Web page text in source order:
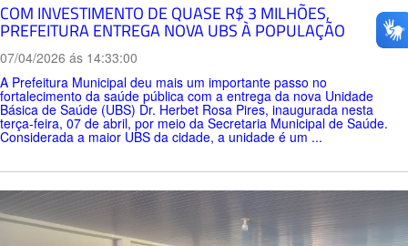
COM INVESTIMENTO DE QUASE R$ 3 MILHÕES,
PREFEITURA ENTREGA NOVA UBS À POPULAÇÃO
07/04/2026 ás 14:33:00
A Prefeitura Municipal deu mais um importante passo no
fortalecimento da saúde pública com a entrega da nova Unidade
Básica de Saúde (UBS) Dr. Herbet Rosa Pires, inaugurada nesta
terça-feira, 07 de abril, por meio da Secretaria Municipal de Saúde.
Considerada a maior UBS da cidade, a unidade é um ...